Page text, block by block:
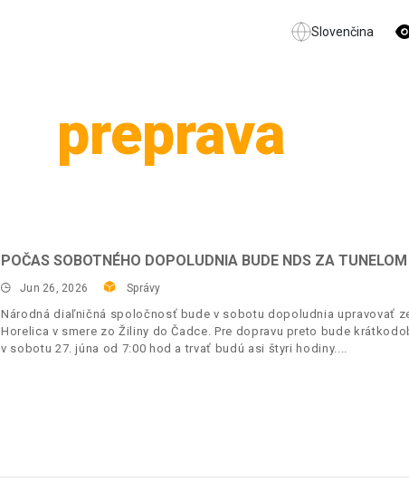
Slovenčina
preprava
POČAS SOBOTNÉHO DOPOLUDNIA BUDE NDS ZA
Jun 26, 2026 Správy
Národná diaľničná spoločnosť bude v sobotu dopoludnia upravovať
Horelica v smere zo Žiliny do Čadce. Pre dopravu preto bude
v sobotu 27. júna od 7:00 hod a trvať budú asi štyri hodiny.